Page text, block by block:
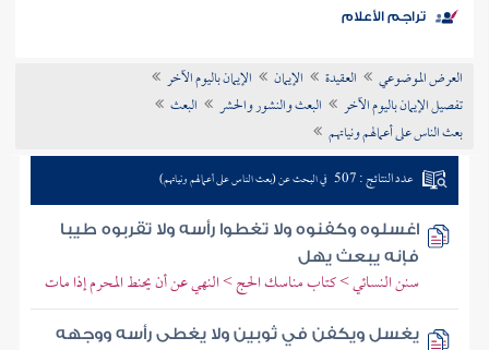
موضوعي
تراجم الأعلام
العرض الموضوعي العقيدة الإيمان
الإيمان باليوم الآخر
تفصيل الإيمان باليوم الآخر
البعث والنشور والحشر
البعث
بعث الناس على أعمالهم ونياتهم
عدد النتائج : 507 في البحث عن (بعث الناس على أعمالهم ونياتهم)
اغسلوه وكفنوه ولا تغطوا رأسه ولا تقربوه طيبا
فإنه يبعث يهل
سنن النسائي > كتاب مناسك الحج > النهي عن أن يحنط المحرم إذا مات
يغسل ويكفن في ثوبين ولا يغطى رأسه ووجهه